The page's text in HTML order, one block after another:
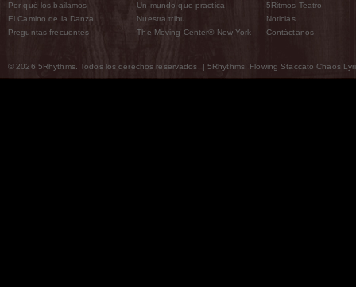
Por qué los bailamos
El Camino de la Danza
Preguntas frecuentes
Un mundo que practica
Nuestra tribu
The Moving Center® New York
5Ritmos Teatro
Noticias
Contáctanos
© 2026 5Rhythms. Todos los derechos reservados. | 5Rhythms, Flowing Staccato Chaos